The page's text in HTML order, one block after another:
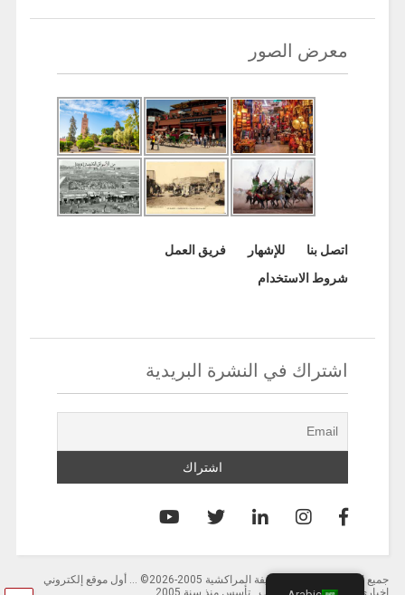
معرض الصور
اتصل بنا للإشهار
فريق العمل
شروط الاستخدام
اشتراك في النشرة البريدية
جميع الحقوق محفوظة لصحيفة المراكشية 2005-2026© … أول موقع إلكتروني
إخباري باللغة العربية بالمغرب . تأسس منذ سنة 2005